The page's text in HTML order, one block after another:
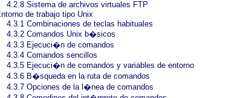
4.2.8 Sistema de archivos virtuales FTP
de trabajo tipo Unix
4.3.1 Combinaciones de teclas habituales
4.3.2 Comandos Unix b�sicos
4.3.3 Ejecuci�n de comandos
4.3.4 Comandos sencillos
4.3.5 Ejecuci�n de comandos y variables de entorno
4.3.6 B�squeda en la ruta de comandos
4.3.7 Opciones de la l�nea de comandos